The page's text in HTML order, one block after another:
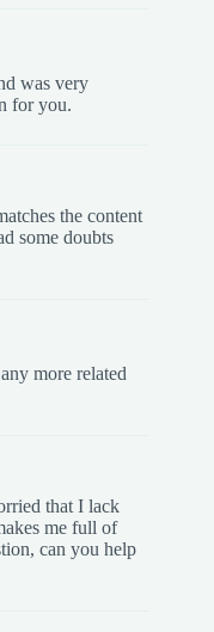
was very
for you.
the content
some doubts
more related
that I lack
me full of
can you help